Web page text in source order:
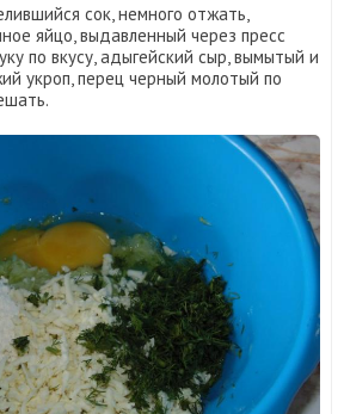
сок, немного отжать,
яйцо, выдавленный через пресс
по вкусу, адыгейский сыр, вымытый и
укроп, перец черный молотый по